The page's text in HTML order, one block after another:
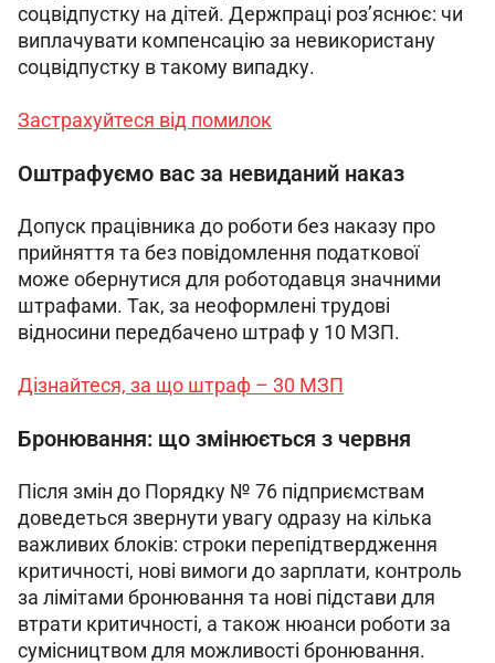
соцвідпустку на дітей. Держпраці роз’яснює: чи
виплачувати компенсацію за невикористану
соцвідпустку в такому випадку.
Застрахуйтеся від помилок
Оштрафуємо вас за невиданий наказ
Допуск працівника до роботи без наказу про
прийняття та без повідомлення податкової
може обернутися для роботодавця значними
штрафами. Так, за неоформлені трудові
відносини передбачено штраф у 10 МЗП.
Дізнайтеся, за що штраф – 30 МЗП
Бронювання: що змінюється з червня
Після змін до Порядку № 76 підприємствам
доведеться звернути увагу одразу на кілька
важливих блоків: строки перепідтвердження
критичності, нові вимоги до зарплати, контроль
за лімітами бронювання та нові підстави для
втрати критичності, а також нюанси роботи за
сумісництвом для можливості бронювання.